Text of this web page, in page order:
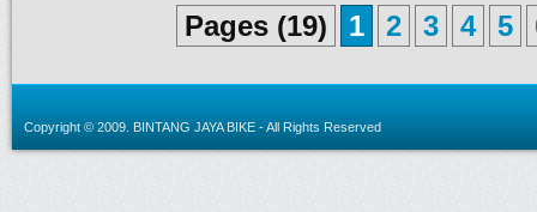
Pages (19) 1 2 3 4 5
Copyright © 2009. BINTANG JAYA BIKE - All Rights Reserved